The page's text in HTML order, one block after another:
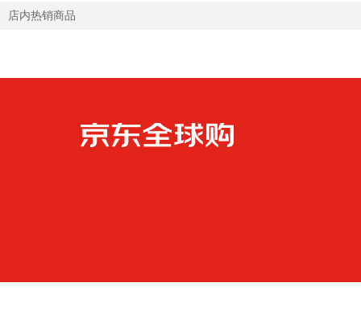
店内热销商品